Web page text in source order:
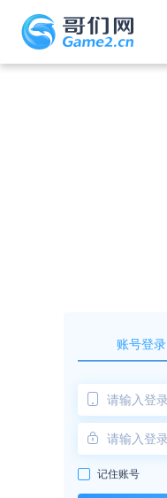
账号登录
记住账号